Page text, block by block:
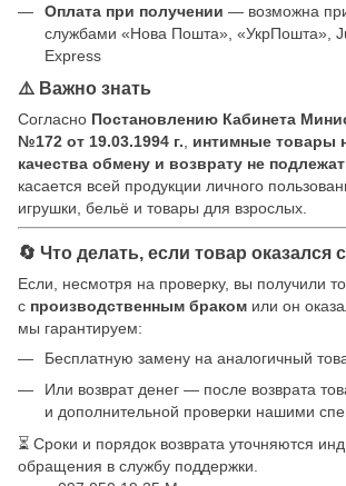
Оплата при получении — возможна
службами «Нова Пошта», «УкрПошта»,
Express
⚠️ Важно знать
Согласно Постановлению Кабинета
№172 от 19.03.1994 г.
интимные товары
качества обмену и возврату не подлежат
касается всей продукции личного
игрушки, бельё и товары для взрослых.
🔄 Что делать, если товар оказался
Если, несмотря на проверку, вы получили
с производственным браком или он
мы гарантируем:
Бесплатную замену на аналогичный
Или возврат денег — после возврата
и дополнительной проверки нашими
⏳ Сроки и порядок возврата уточняются
обращения в службу поддержки.